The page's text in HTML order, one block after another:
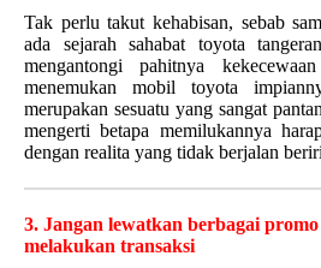
Tak perlu takut kehabisan, sebab
ada sejarah sahabat toyota
mengantongi pahitnya
menemukan mobil toyota
merupakan sesuatu yang sangat
mengerti betapa memilukannya
dengan realita yang tidak berjalan
3. Jangan lewatkan berbagai
melakukan transaksi